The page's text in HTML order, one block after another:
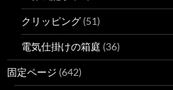
クリッピング (51)
電気仕掛けの箱庭 (36)
固定ページ (642)